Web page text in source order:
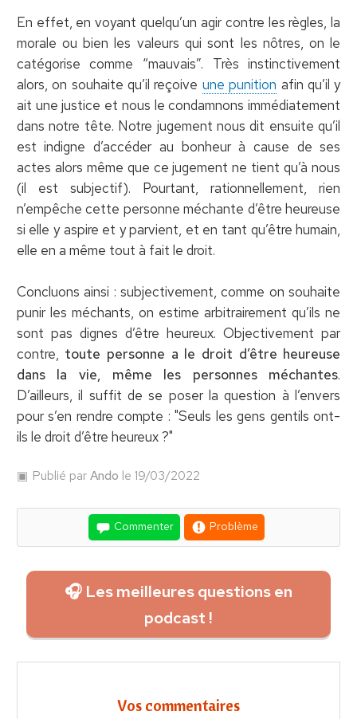
En effet, en voyant quelqu’un agir contre les règles, la
morale ou bien les valeurs qui sont les nôtres, on le
catégorise comme “mauvais”. Très instinctivement
alors, on souhaite qu’il reçoive une punition afin qu’il y
ait une justice et nous le condamnons immédiatement
dans notre tête. Notre jugement nous dit ensuite qu’il
est indigne d’accéder au bonheur à cause de ses
actes alors même que ce jugement ne tient qu’à nous
(il est subjectif). Pourtant, rationnellement, rien
n’empêche cette personne méchante d’être heureuse
si elle y aspire et y parvient, et en tant qu’être humain,
elle en a même tout à fait le droit.
Concluons ainsi : subjectivement, comme on souhaite
punir les méchants, on estime arbitrairement qu’ils ne
sont pas dignes d’être heureux. Objectivement par
contre, toute personne a le droit d’être heureuse
dans la vie, même les personnes méchantes.
D’ailleurs, il suffit de se poser la question à l’envers
pour s’en rendre compte : "Seuls les gens gentils ont-
ils le droit d’être heureux ?"
Publié parAndo le 19/03/2022
Commenter Problème
🎧 Les meilleures questions en
podcast !
Vos commentaires